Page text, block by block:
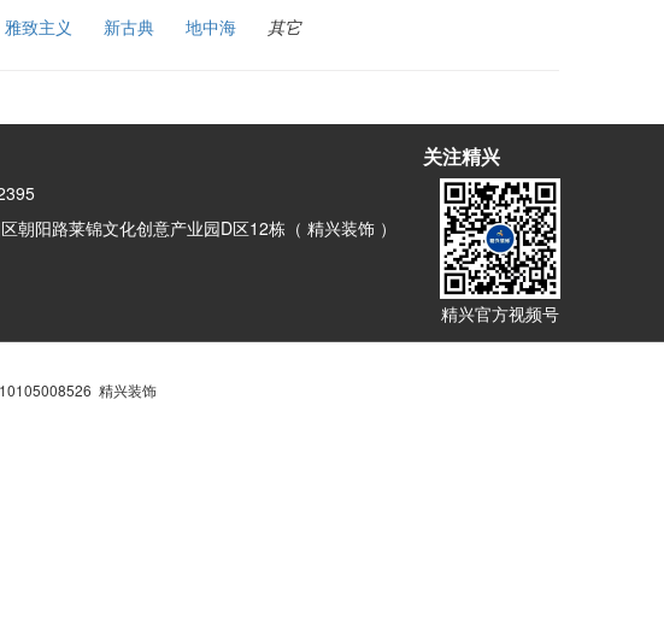
雅致主义 新古典 地中海 其它
朝阳路莱锦文化创意产业园D区12栋（ 精兴装饰 ）
关注精兴
精兴官方视频号
精兴装饰